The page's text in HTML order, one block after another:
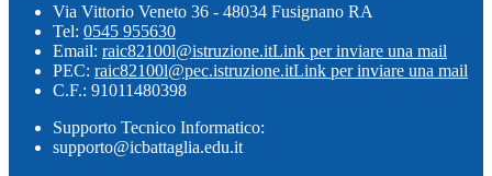
Via Vittorio Veneto 36 - 48034 Fusignano RA
Tel: 0545 955630
Email: raic82100l@istruzione.itLink per inviare una mail
PEC: raic82100l@pec.istruzione.itLink per inviare una mail
C.F.: 91011480398
Supporto Tecnico Informatico:
supporto@icbattaglia.edu.it